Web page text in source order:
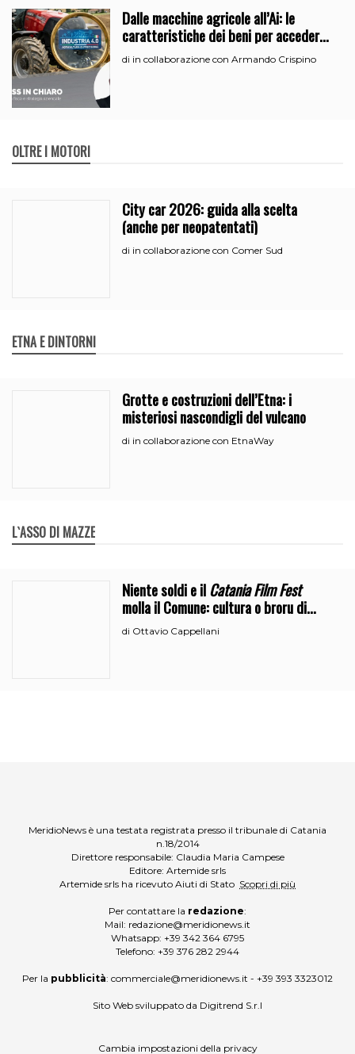
Dalle macchine agricole all’Ai: le
caratteristiche dei beni per accedere
all’iperammortamento
di in collaborazione con Armando Crispino
OLTRE I MOTORI
City car 2026: guida alla scelta
(anche per neopatentati)
di in collaborazione con Comer Sud
ETNA E DINTORNI
Grotte e costruzioni dell’Etna: i
misteriosi nascondigli del vulcano
di in collaborazione con EtnaWay
L`ASSO DI MAZZE
Niente soldi e ilCatania Film Fest
molla il Comune: cultura o broru di
ciciri?
di Ottavio Cappellani
MeridioNews è una testata registrata presso il tribunale di Catania
n.18/2014
Direttore responsabile: Claudia Maria Campese
Editore: Artemide srls
Artemide srls ha ricevuto Aiuti di Stato Scopri di più
Per contattare la redazione:
Mail: redazione@meridionews.it
Whatsapp: +39 342 364 6795
Telefono: +39 376 282 2944
Per la pubblicità: commerciale@meridionews.it - +39 393 3323012
Sito Web sviluppato da Digitrend S.r.l
Cambia impostazioni della privacy